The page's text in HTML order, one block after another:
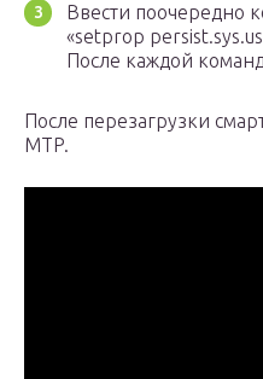
Ввести поочередно
«setprop
После каждой
После перезагрузки
MTP.